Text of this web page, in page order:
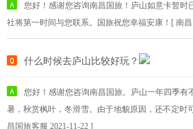
您好！感谢您咨询南昌国旅！庐山如意卡暂时
社将第一时间与您联系。国旅祝您幸福安康！[ 南昌
什么时候去庐山比较好玩？
您好！感谢您咨询南昌国旅。庐山一年四季有
暑，秋赏枫叶，冬滑雪。由于地貌原因，还不定时
昌国旅客服 2021-11-22 ]